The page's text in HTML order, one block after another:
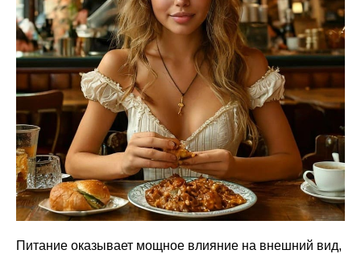
Питание оказывает мощное влияние на внешний вид,